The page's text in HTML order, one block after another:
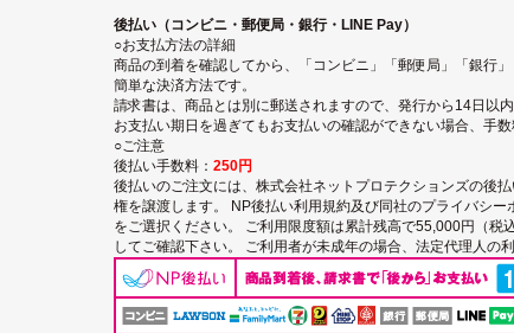
後払い（コンビニ・郵便局・銀行・LINE Pay）
○お支払方法の詳細
商品の到着を確認してから、「コンビニ」「郵便局」「銀行
簡単な決済方法です。
請求書は、商品とは別に郵送されますので、発行から14日以
お支払い期日を過ぎてもお支払いの確認ができない場合、手
○ご注意
後払い手数料： 250円
後払いのご注文には、 株式会社ネットプロテクションズの後
権を譲渡します。
NP後払い利用規約及び同社のプライバシー
をご選択ください。 ご利用限度額は累計残高で55,000円（税
してご確認下さい。 ご利用者が未成年の場合、法定代理人の